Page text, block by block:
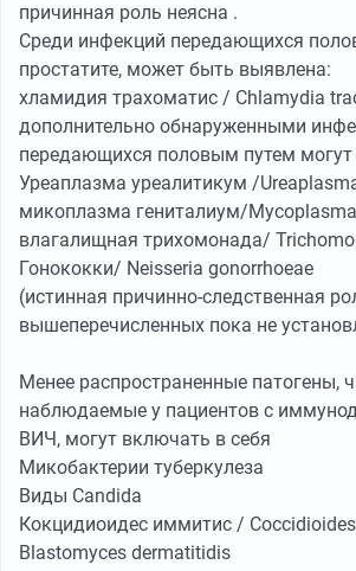
причинная роль неясна .
Среди инфекций передающихся
простатите, может быть выявлена:
хламидия трахоматис / Chlamydia
дополнительно обнаруженными
передающихся половым путем
Уреаплазма уреалитикум /
микоплазма гениталиум/
влагалищная трихомонада/
Гонококки/ Neisseria gonorrhoeae
(истинная причинно-следственная
вышеперечисленных пока не
Менее распространенные патогены,
наблюдаемые у пациентов с
ВИЧ, могут включать в себя
Микобактерии туберкулеза
Виды Candida
Кокцидиоидес иммитис /
Blastomyces dermatitidis